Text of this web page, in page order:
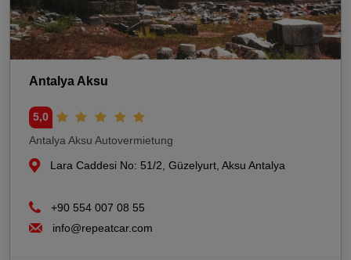
Antalya Aksu
5,0
Antalya Aksu Autovermietung
Lara Caddesi No: 51/2, Güzelyurt, Aksu Antalya
+90 554 007 08 55
info@repeatcar.com